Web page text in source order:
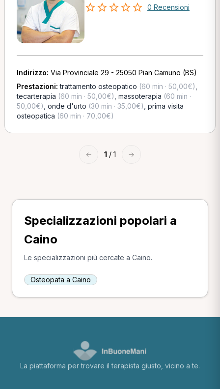
0 Recensioni
Indirizzo: Via Provinciale 29 - 25050 Pian Camuno (BS)
Prestazioni:trattamento osteopatico (60 min · 50,00€)
tecarterapia (60 min · 50,00€) massoterapia (60 min ·
50,00€) onde d'urto (30 min · 35,00€) prima visita
osteopatica (60 min · 70,00€)
← 1 / 1 →
Specializzazioni popolari a
Caino
Le specializzazioni più cercate a Caino.
Osteopata a Caino
La piattaforma per trovare il terapista giusto, vicino a te.